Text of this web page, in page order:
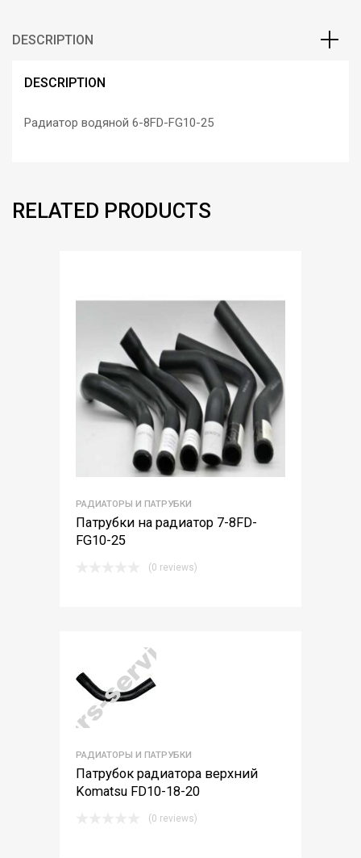
DESCRIPTION
DESCRIPTION
Радиатор водяной 6-8FD-FG10-25
RELATED PRODUCTS
РАДИАТОРЫ И ПАТРУБКИ
Патрубки на радиатор 7-8FD-
FG10-25
(0 reviews)
РАДИАТОРЫ И ПАТРУБКИ
Патрубок радиатора верхний
Komatsu FD10-18-20
(0 reviews)